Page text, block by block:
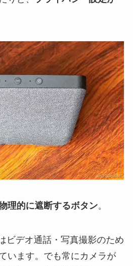
理的に遮断するボタン。
ビデオ通話・写真撮影のため
います。でも常にカメラが